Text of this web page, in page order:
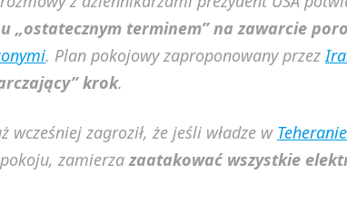
„ostatecznym terminem” na zawarcie
. Plan pokojowy zaproponowany przez
krok.
wcześniej zagroził, że jeśli władze w Teheranie
zamierza zaatakować wszystkie